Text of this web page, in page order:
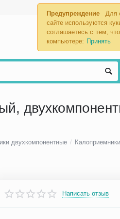
Предупреждение
Для
сайте используются
соглашаетесь с тем,
компьютере: Принять
двухкомпонентные /
Написать отзыв